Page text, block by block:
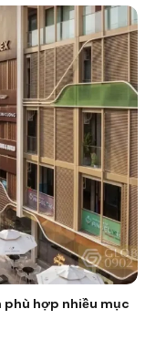
phù hợp nhiều mục